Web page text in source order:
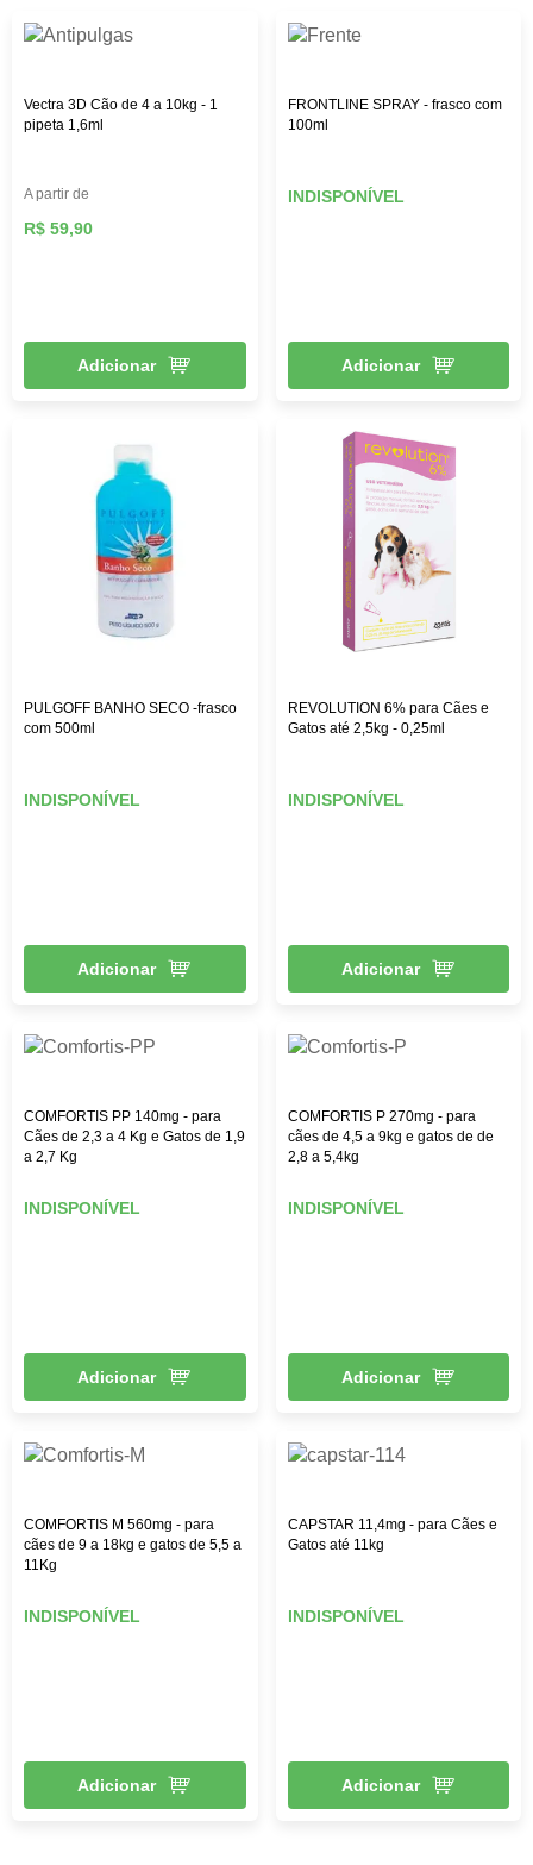
Vectra 3D Cão de 4 a 10kg - 1
pipeta 1,6ml
A partir de
R$ 59,90
Adicionar
FRONTLINE SPRAY - frasco com
100ml
INDISPONÍVEL
Adicionar
PULGOFF BANHO SECO -frasco
com 500ml
INDISPONÍVEL
Adicionar
REVOLUTION 6% para Cães e
Gatos até 2,5kg - 0,25ml
INDISPONÍVEL
Adicionar
COMFORTIS PP 140mg - para
Cães de 2,3 a 4 Kg e Gatos de 1,9
a 2,7 Kg
INDISPONÍVEL
Adicionar
COMFORTIS P 270mg - para
cães de 4,5 a 9kg e gatos de de
2,8 a 5,4kg
INDISPONÍVEL
Adicionar
COMFORTIS M 560mg - para
cães de 9 a 18kg e gatos de 5,5 a
11Kg
INDISPONÍVEL
Adicionar
CAPSTAR 11,4mg - para Cães e
Gatos até 11kg
INDISPONÍVEL
Adicionar